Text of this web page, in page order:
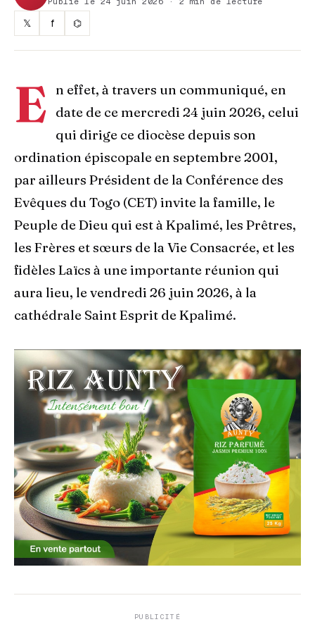
𝕏 f ⌬
E
n effet, à travers un communiqué, en
date de ce mercredi 24 juin 2026, celui
qui dirige ce diocèse depuis son
ordination épiscopale en septembre 2001,
par ailleurs Président de la Conférence des
Evêques du Togo (CET) invite la famille, le
Peuple de Dieu qui est à Kpalimé, les Prêtres,
les Frères et sœurs de la Vie Consacrée, et les
fidèles Laïcs à une importante réunion qui
aura lieu, le vendredi 26 juin 2026, à la
cathédrale Saint Esprit de Kpalimé.
PUBLICITÉ